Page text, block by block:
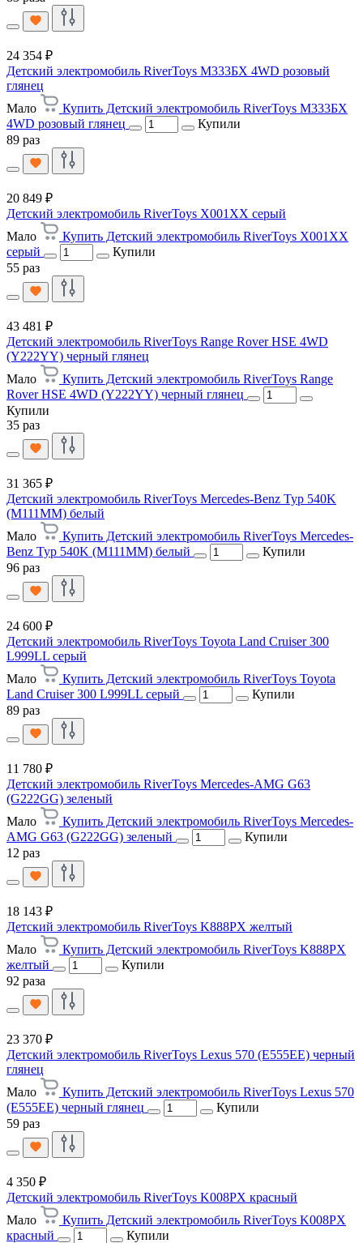
24 354 ₽
Детский электромобиль RiverToys М333БХ 4WD розовый
глянец
Мало
Купить Детский электромобиль RiverToys М333БХ
4WD розовый глянец
Купили
89 раз
20 849 ₽
Детский электромобиль RiverToys X001XX серый
Мало
Купить Детский электромобиль RiverToys X001XX
серый
Купили
55 раз
43 481 ₽
Детский электромобиль RiverToys Range Rover HSE 4WD
(Y222YY) черный глянец
Мало
Купить Детский электромобиль RiverToys Range
Rover HSE 4WD (Y222YY) черный глянец
Купили
35 раз
31 365 ₽
Детский электромобиль RiverToys Mercedes-Benz Typ 540K
(M111MM) белый
Мало
Купить Детский электромобиль RiverToys Mercedes-
Benz Typ 540K (M111MM) белый
Купили
96 раз
24 600 ₽
Детский электромобиль RiverToys Toyota Land Cruiser 300
L999LL серый
Мало
Купить Детский электромобиль RiverToys Toyota
Land Cruiser 300 L999LL серый
Купили
89 раз
11 780 ₽
Детский электромобиль RiverToys Mercedes-AMG G63
(G222GG) зеленый
Мало
Купить Детский электромобиль RiverToys Mercedes-
AMG G63 (G222GG) зеленый
Купили
12 раз
18 143 ₽
Детский электромобиль RiverToys K888PX желтый
Мало
Купить Детский электромобиль RiverToys K888PX
желтый
Купили
92 раза
23 370 ₽
Детский электромобиль RiverToys Lexus 570 (E555EE) черный
глянец
Мало
Купить Детский электромобиль RiverToys Lexus 570
(E555EE) черный глянец
Купили
59 раз
4 350 ₽
Детский электромобиль RiverToys K008PX красный
Мало
Купить Детский электромобиль RiverToys K008PX
красный
Купили